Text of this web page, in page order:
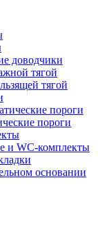
доводчики
тягой
тягой
пороги
пороги
и WC-комплекты
основании